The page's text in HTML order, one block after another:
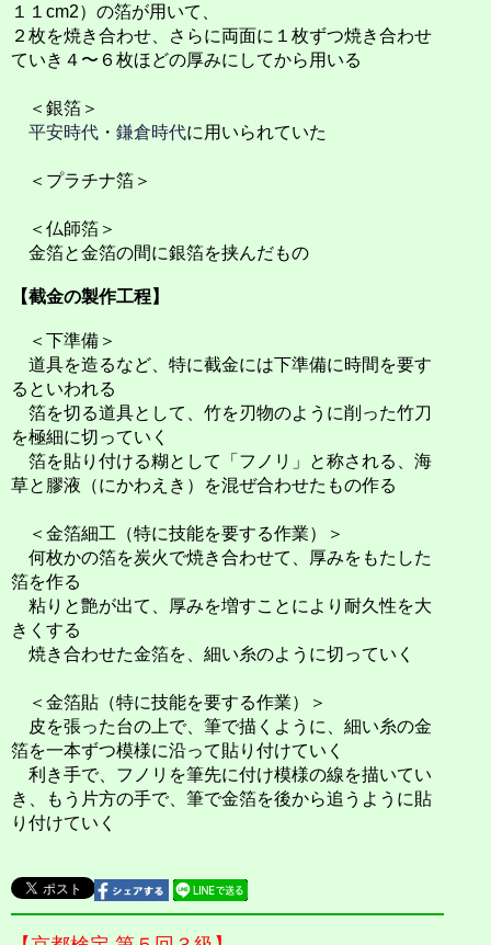
１１cm2）の箔が用いて、
２枚を焼き合わせ、さらに両面に１枚ずつ焼き合わせ
ていき４〜６枚ほどの厚みにしてから用いる
＜銀箔＞
平安時代 ・ 鎌倉時代に用いられていた
＜プラチナ箔＞
＜仏師箔＞
金箔と金箔の間に銀箔を挟んだもの
【截金の製作工程】
＜下準備＞
道具を造るなど、特に截金には下準備に時間を要す
るといわれる
箔を切る道具として、竹を刃物のように削った竹刀
を極細に切っていく
箔を貼り付ける糊として「フノリ」と称される、海
草と膠液（にかわえき）を混ぜ合わせたもの作る
＜金箔細工（特に技能を要する作業）＞
何枚かの箔を炭火で焼き合わせて、厚みをもたした
箔を作る
粘りと艶が出て、厚みを増すことにより耐久性を大
きくする
焼き合わせた金箔を、細い糸のように切っていく
＜金箔貼（特に技能を要する作業）＞
皮を張った台の上で、筆で描くように、細い糸の金
箔を一本ずつ模様に沿って貼り付けていく
利き手で、フノリを筆先に付け模様の線を描いてい
き、もう片方の手で、筆で金箔を後から追うように貼
り付けていく